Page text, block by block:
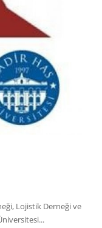
Lojistik Derneği ve